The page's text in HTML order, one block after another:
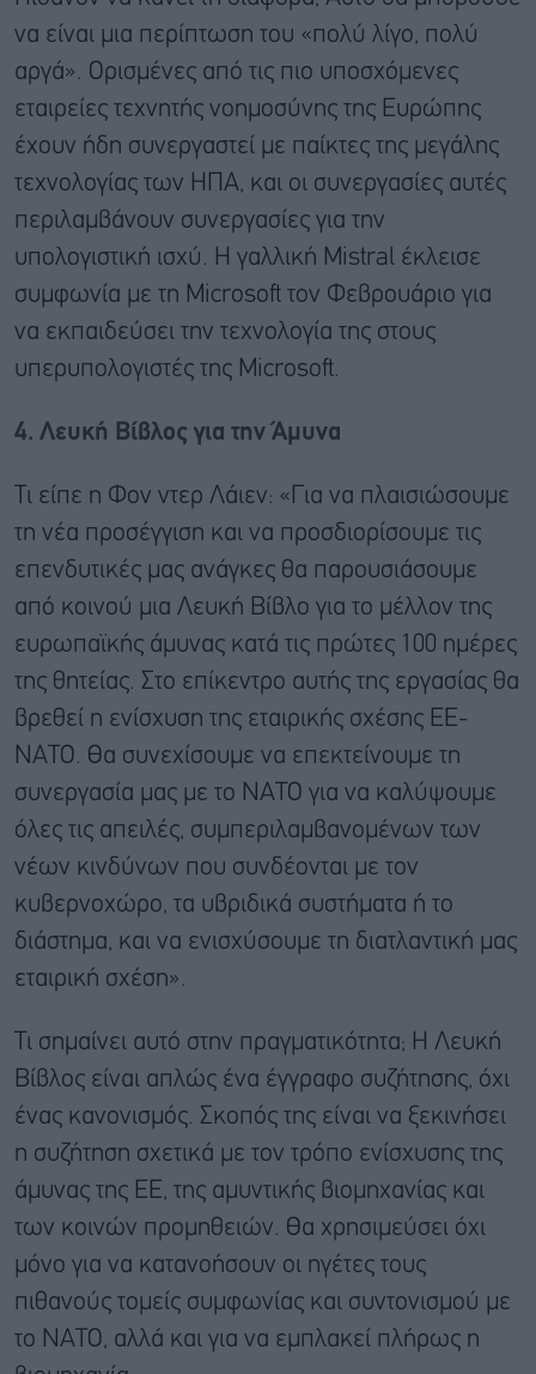
να είναι μια περίπτωση του «πολύ λίγο, πολύ
αργά». Ορισμένες από τις πιο υποσχόμενες
εταιρείες τεχνητής νοημοσύνης της Ευρώπης
έχουν ήδη συνεργαστεί με παίκτες της μεγάλης
τεχνολογίας των ΗΠΑ, και οι συνεργασίες αυτές
περιλαμβάνουν συνεργασίες για την
υπολογιστική ισχύ. Η γαλλική Mistral έκλεισε
συμφωνία με τη Microsoft τον Φεβρουάριο για
να εκπαιδεύσει την τεχνολογία της στους
υπερυπολογιστές της Microsoft.
4. Λευκή Βίβλος για την Άμυνα
Τι είπε η Φον ντερ Λάιεν: «Για να πλαισιώσουμε
τη νέα προσέγγιση και να προσδιορίσουμε τις
επενδυτικές μας ανάγκες θα παρουσιάσουμε
από κοινού μια Λευκή Βίβλο για το μέλλον της
ευρωπαϊκής άμυνας κατά τις πρώτες 100 ημέρες
της θητείας. Στο επίκεντρο αυτής της εργασίας θα
βρεθεί η ενίσχυση της εταιρικής σχέσης ΕΕ-
ΝΑΤΟ. Θα συνεχίσουμε να επεκτείνουμε τη
συνεργασία μας με το ΝΑΤΟ για να καλύψουμε
όλες τις απειλές, συμπεριλαμβανομένων των
νέων κινδύνων που συνδέονται με τον
κυβερνοχώρο, τα υβριδικά συστήματα ή το
διάστημα, και να ενισχύσουμε τη διατλαντική μας
εταιρική σχέση».
Τι σημαίνει αυτό στην πραγματικότητα; Η Λευκή
Βίβλος είναι απλώς ένα έγγραφο συζήτησης, όχι
ένας κανονισμός. Σκοπός της είναι να ξεκινήσει
η συζήτηση σχετικά με τον τρόπο ενίσχυσης της
άμυνας της ΕΕ, της αμυντικής βιομηχανίας και
των κοινών προμηθειών. Θα χρησιμεύσει όχι
μόνο για να κατανοήσουν οι ηγέτες τους
πιθανούς τομείς συμφωνίας και συντονισμού με
το ΝΑΤΟ, αλλά και για να εμπλακεί πλήρως η